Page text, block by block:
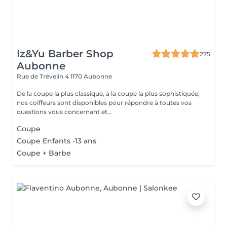
Iz&Yu Barber Shop
Aubonne
275
Rue de Trévelin 4 1170 Aubonne
De la coupe la plus classique, à la coupe la plus sophistiquée,
nos coiffeurs sont disponibles pour répondre à toutes vos
questions vous concernant et...
Coupe
Coupe Enfants -13 ans
Coupe + Barbe